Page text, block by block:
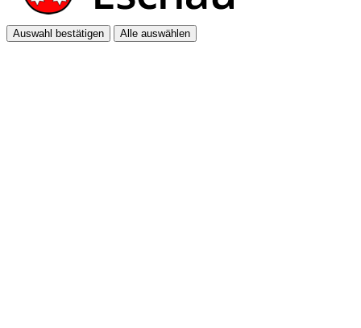
Auswahl bestätigen Alle auswählen